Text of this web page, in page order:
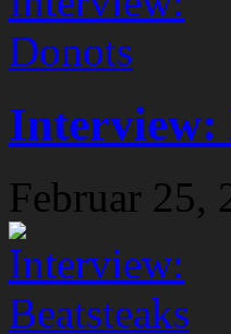
Interview:
Februar 25,